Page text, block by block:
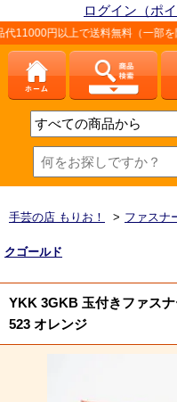
ログイン（ポ
送料無料（一部を除く）、ネコ
手芸の店 もりお！ > ファスナ
クゴールド
YKK 3GKB 玉付きファス
523 オレンジ